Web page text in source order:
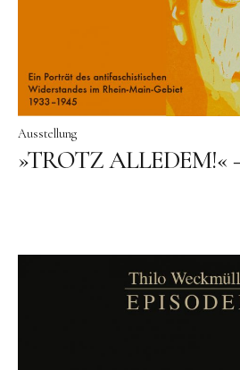
Ausstellung
»TROTZ ALLEDEM!«